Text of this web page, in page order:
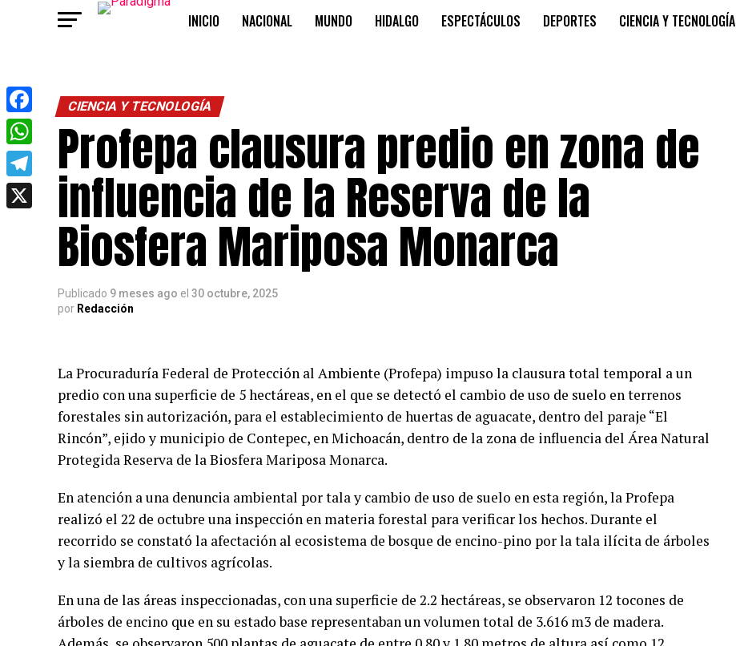
INICIO NACIONAL MUNDO HIDALGO ESPECTÁCULOS DEPORTES CIENCIA Y TECNOLOGÍA
CIENCIA Y TECNOLOGÍA
Profepa clausura predio en zona de
influencia de la Reserva de la
Biosfera Mariposa Monarca
Publicado 9 meses ago el 30 octubre, 2025
por Redacción
La Procuraduría Federal de Protección al Ambiente (Profepa) impuso la clausura total temporal a un
predio con una superficie de 5 hectáreas, en el que se detectó el cambio de uso de suelo en terrenos
forestales sin autorización, para el establecimiento de huertas de aguacate, dentro del paraje “El
Rincón”, ejido y municipio de Contepec, en Michoacán, dentro de la zona de influencia del Área Natural
Protegida Reserva de la Biosfera Mariposa Monarca.
En atención a una denuncia ambiental por tala y cambio de uso de suelo en esta región, la Profepa
realizó el 22 de octubre una inspección en materia forestal para verificar los hechos. Durante el
recorrido se constató la afectación al ecosistema de bosque de encino-pino por la tala ilícita de árboles
y la siembra de cultivos agrícolas.
En una de las áreas inspeccionadas, con una superficie de 2.2 hectáreas, se observaron 12 tocones de
árboles de encino que en su estado base representaban un volumen total de 3.616 m3 de madera.
Facebook
WhatsApp
Telegram